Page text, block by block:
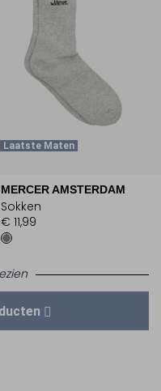
Laatste Maten
MERCER AMSTERDAM
Sokken
€ 11,99